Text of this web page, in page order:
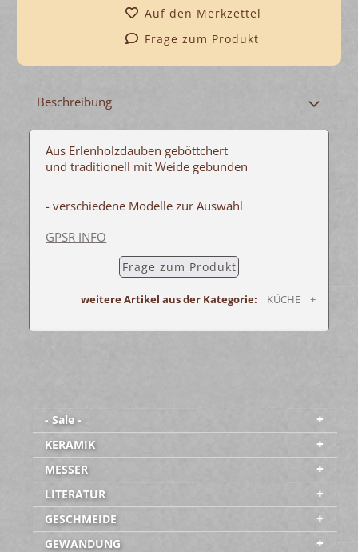
Auf den Merkzettel
Frage zum Produkt
Beschreibung
Aus Erlenholzdauben geböttchert
und traditionell mit Weide gebunden
- verschiedene Modelle zur Auswahl
GPSR INFO
Frage zum Produkt
weitere Artikel aus der Kategorie: KÜCHE +
- Sale -
KERAMIK
MESSER
LITERATUR
GESCHMEIDE
GEWANDUNG